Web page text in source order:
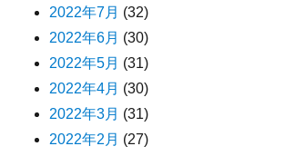
2022年7月 (32)
2022年6月 (30)
2022年5月 (31)
2022年4月 (30)
2022年3月 (31)
2022年2月 (27)